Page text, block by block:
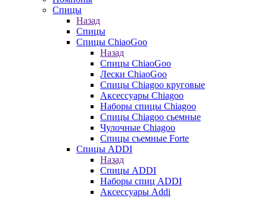
Спицы
Назад
Спицы
Спицы ChiaoGoo
Назад
Спицы ChiaoGoo
Лески ChiaoGoo
Cпицы Сhiagoo круговые
Аксессуары Chiagoo
Наборы спицы Chiagoo
Спицы Chiagoo сьемные
Чулочные Chiagoo
Спицы съемные Forte
Спицы ADDI
Назад
Спицы ADDI
Наборы спиц ADDI
Аксессуары Addi